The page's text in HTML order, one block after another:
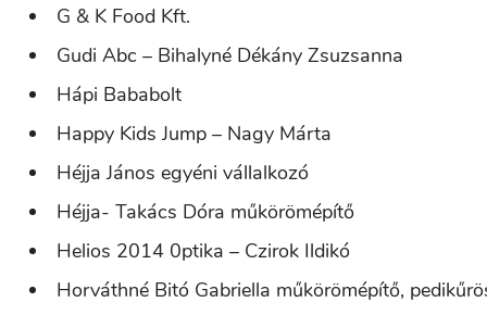
G & K Food Kft.
Gudi Abc – Bihalyné Dékány Zsuzsanna
Hápi Bababolt
Happy Kids Jump – Nagy Márta
Héjja János egyéni vállalkozó
Héjja- Takács Dóra műkörömépítő
Helios 2014 0ptika – Czirok Ildikó
Horváthné Bitó Gabriella műkörömépítő,